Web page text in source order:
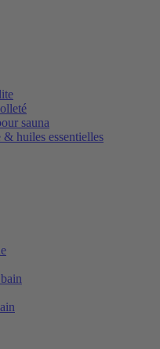
sauna
& huiles essentielles